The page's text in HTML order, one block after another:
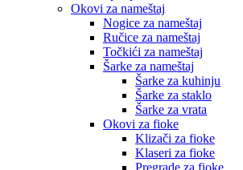
Okovi za nameštaj
Nogice za nameštaj
Ručice za nameštaj
Točkići za nameštaj
Šarke za nameštaj
Šarke za kuhinju
Šarke za staklo
Šarke za vrata
Okovi za fioke
Klizači za fioke
Klaseri za fioke
Pregrade za fioke